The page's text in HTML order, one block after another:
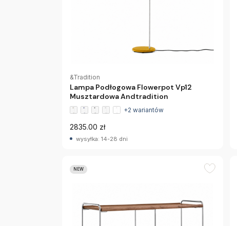
&Tradition
Lampa Podłogowa Flowerpot Vp12
Musztardowa Andtradition
+2 wariantów
2835.00 zł
wysyłka: 14-28 dni
NEW